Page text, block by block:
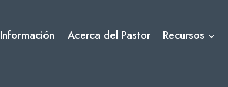
Información Acerca del Pastor Recursos